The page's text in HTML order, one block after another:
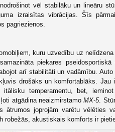
vēl stabilāku un lineāru
izraisītas vibrācijas. Šīs
pagriezienos.
kuru uzvedību uz
piekares pseidosportiskā
arī stabilitāti un vadāmību.
drošāks un komfortablāks. Jau
temperamentu, bet,
atgādina neaizmirstamoMX-5.
ātrumos joprojām varētu vēlēties
robežās, akustiskais komforts ir